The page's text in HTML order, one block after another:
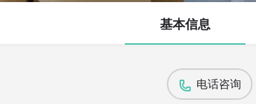
基本信息
电话咨询